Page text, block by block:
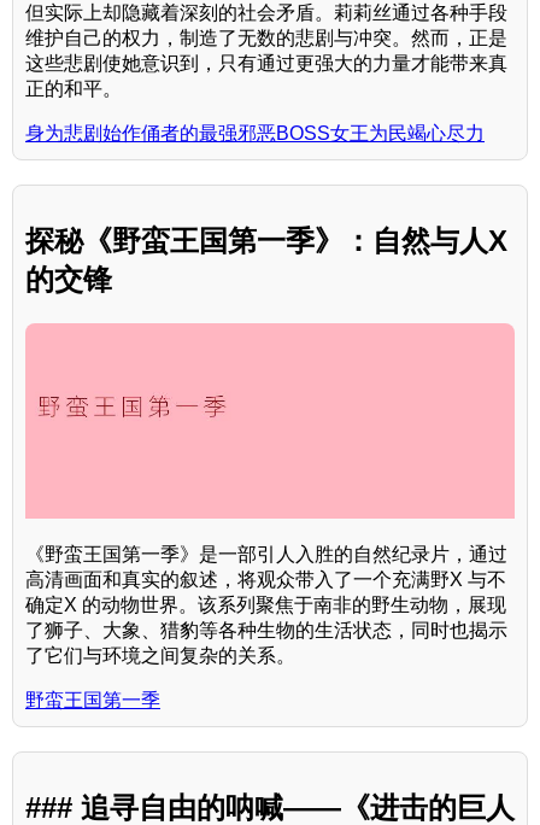
但实际上却隐藏着深刻的社会矛盾。莉莉丝通过各种手段
维护自己的权力，制造了无数的悲剧与冲突。然而，正是
这些悲剧使她意识到，只有通过更强大的力量才能带来真
正的和平。
身为悲剧始作俑者的最强邪恶BOSS女王为民竭心尽力
探秘《野蛮王国第一季》：自然与人X
的交锋
《野蛮王国第一季》是一部引人入胜的自然纪录片，通过
高清画面和真实的叙述，将观众带入了一个充满野X 与不
确定X 的动物世界。该系列聚焦于南非的野生动物，展现
了狮子、大象、猎豹等各种生物的生活状态，同时也揭示
了它们与环境之间复杂的关系。
野蛮王国第一季
### 追寻自由的呐喊——《进击的巨人